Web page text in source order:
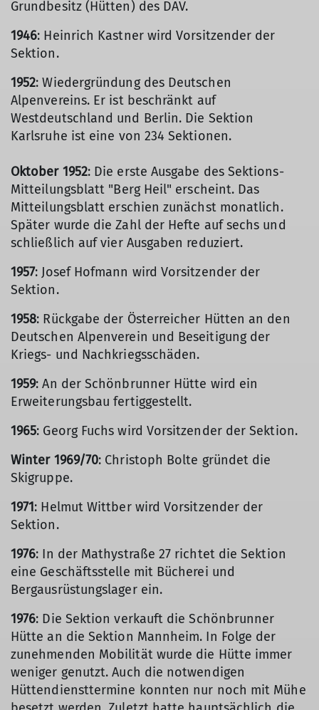
Grundbesitz (Hütten) des DAV.
1946: Heinrich Kastner wird Vorsitzender der
Sektion.
1952: Wiedergründung des Deutschen
Alpenvereins. Er ist beschränkt auf
Westdeutschland und Berlin. Die Sektion
Karlsruhe ist eine von 234 Sektionen.
Oktober 1952: Die erste Ausgabe des Sektions-
Mitteilungsblatt "Berg Heil" erscheint. Das
Mitteilungsblatt erschien zunächst monatlich.
Später wurde die Zahl der Hefte auf sechs und
schließlich auf vier Ausgaben reduziert.
1957: Josef Hofmann wird Vorsitzender der
Sektion.
1958: Rückgabe der Österreicher Hütten an den
Deutschen Alpenverein und Beseitigung der
Kriegs- und Nachkriegsschäden.
1959: An der Schönbrunner Hütte wird ein
Erweiterungsbau fertiggestellt.
1965: Georg Fuchs wird Vorsitzender der Sektion.
Winter 1969/70: Christoph Bolte gründet die
Skigruppe.
1971: Helmut Wittber wird Vorsitzender der
Sektion.
1976: In der Mathystraße 27 richtet die Sektion
eine Geschäftsstelle mit Bücherei und
Bergausrüstungslager ein.
1976: Die Sektion verkauft die Schönbrunner
Hütte an die Sektion Mannheim. In Folge der
zunehmenden Mobilität wurde die Hütte immer
weniger genutzt. Auch die notwendigen
Hüttendiensttermine konnten nur noch mit Mühe